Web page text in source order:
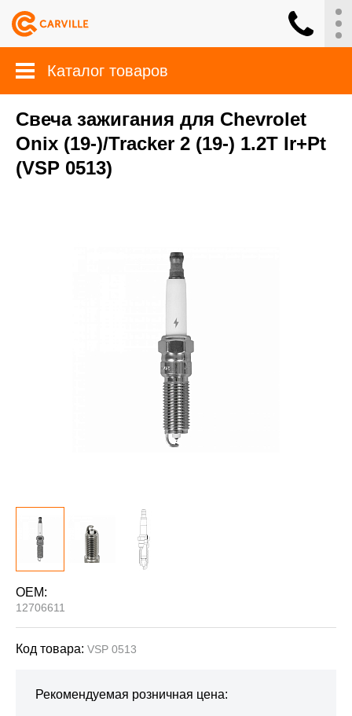
Каталог товаров
Свеча зажигания для Chevrolet
Onix (19-)/Tracker 2 (19-) 1.2T Ir+Pt
(VSP 0513)
OEM:
12706611
Код товара: VSP 0513
Рекомендуемая розничная цена: